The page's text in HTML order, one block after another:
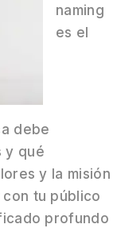
naming
es el
debe
y qué
y la misión
tu público
profundo